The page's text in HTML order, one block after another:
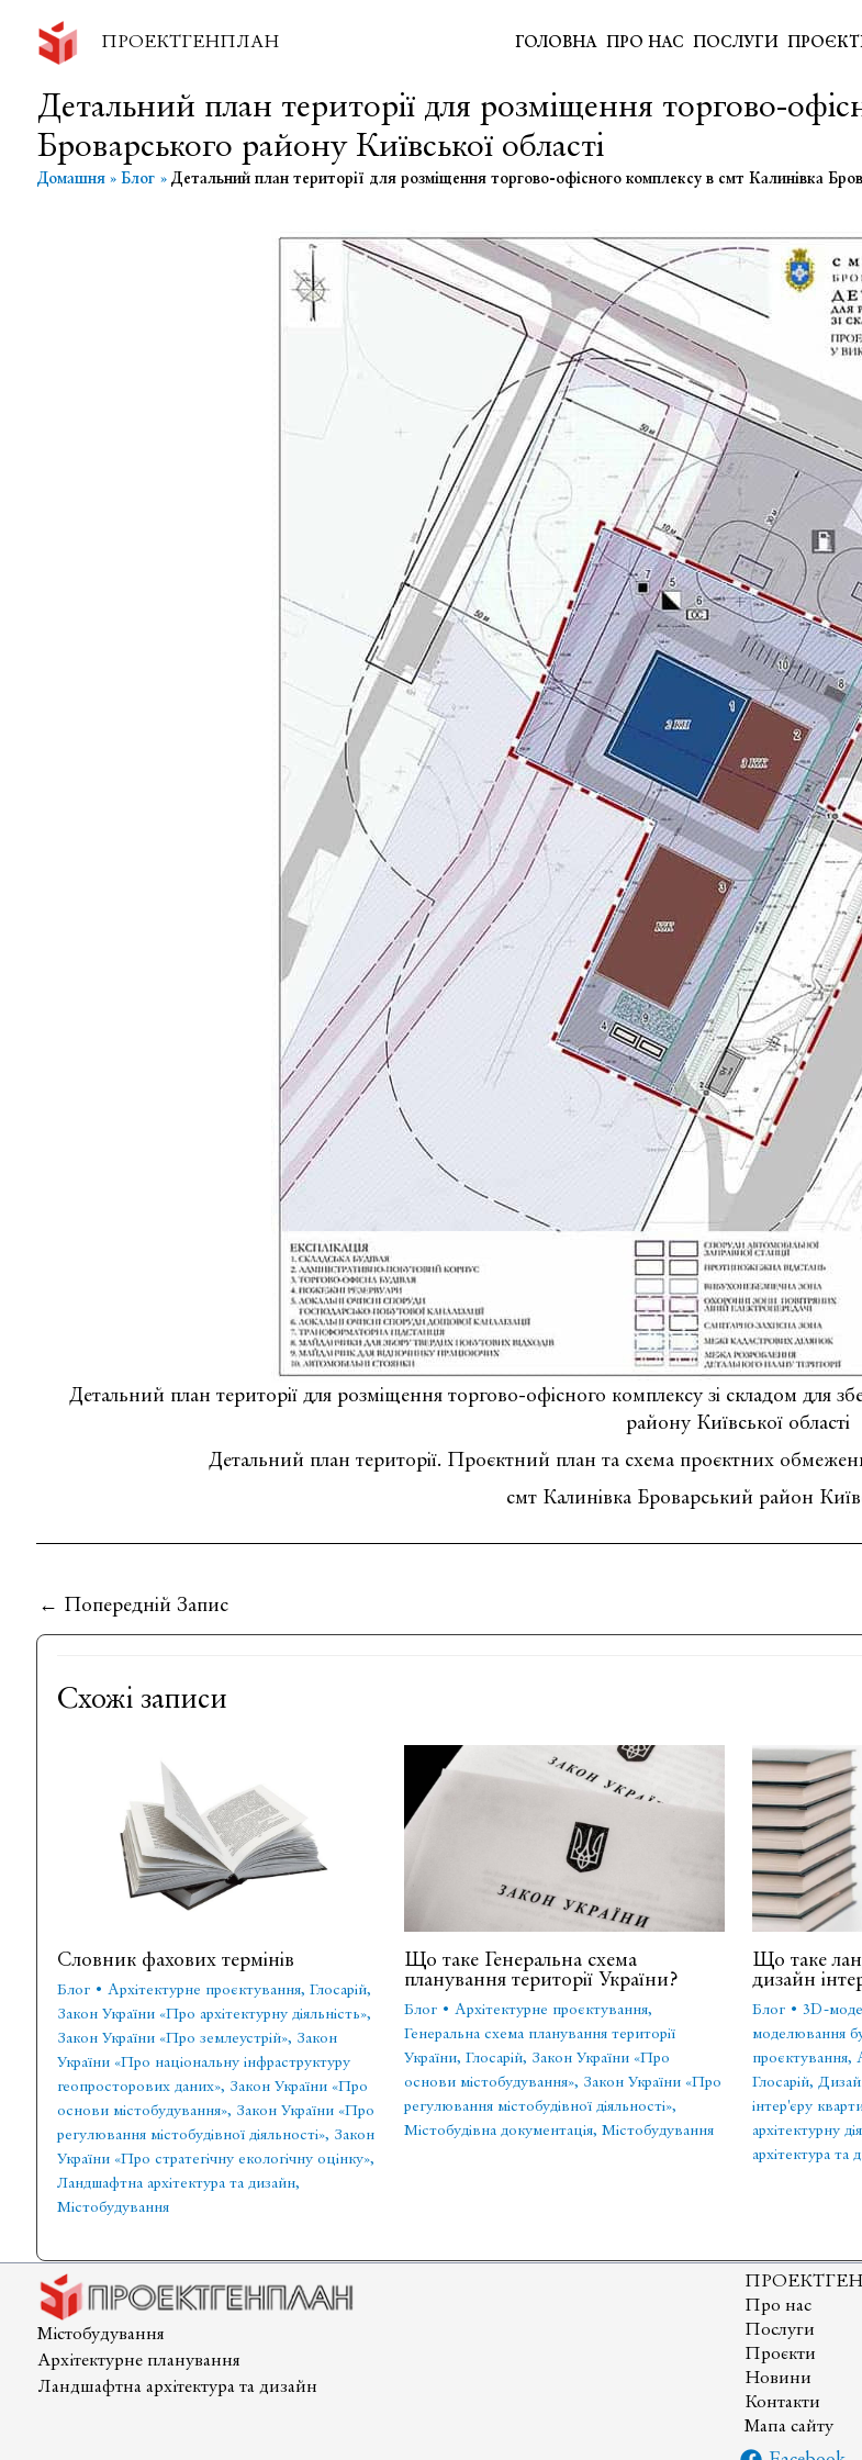
вмісту
ПРОЕКТГЕНПЛАН ГОЛОВНА ПРО НАС ПОСЛУГИ
Детальний план території для розміщення торгово-
Броварського району Київської області
Домашня Блог Детальний план території для розміщення торгово-офісного комплексу в смт Калинівка
Детальний план території для розміщення торгово-офісного комплексу зі складом для
району Київської області
Детальний план території. Проєктний план та схема проєктних
смт Калинівка Броварський район
← Попередній Запис
Схожі записи
Словник фахових термінів
Блог • Архітектурне проєктування, Глосарій,
Закон України «Про архітектурну діяльність»,
Закон України «Про землеустрій», Закон
України «Про національну інфраструктуру
геопросторових даних», Закон України «Про
основи містобудування», Закон України «Про
регулювання містобудівної діяльності», Закон
України «Про стратегічну екологічну оцінку»,
Ландшафтна архітектура та дизайн,
Містобудування
Що таке Генеральна схема
планування території України?
Блог •Архітектурне проєктування,
Генеральна схема планування території
України,Глосарій, Закон України «Про
основи містобудування», Закон України «Про
регулювання містобудівної діяльності»,
Містобудівна документація,Містобудування
Що таке
дизайн
Блог• 3D-
моделювання
проєктування,
Глосарій,
інтер'єру
архітектурну
архітектура та
Містобудування
Архітектурне планування
Ландшафтна архітектура та дизайн
Про нас
Послуги
Проєкти
Новини
Контакти
Мапа сайту